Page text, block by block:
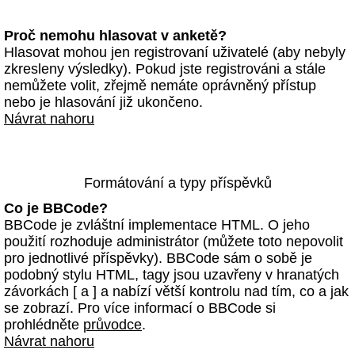
Proč nemohu hlasovat v anketě?
Hlasovat mohou jen registrovaní uživatelé (aby nebyly
zkresleny výsledky). Pokud jste registrováni a stále
nemůžete volit, zřejmě nemáte oprávněný přístup
nebo je hlasování již ukončeno.
Návrat nahoru
Formátování a typy příspěvků
Co je BBCode?
BBCode je zvláštní implementace HTML. O jeho
použití rozhoduje administrátor (můžete toto nepovolit
pro jednotlivé příspěvky). BBCode sám o sobě je
podobný stylu HTML, tagy jsou uzavřeny v hranatých
závorkách [ a ] a nabízí větší kontrolu nad tím, co a jak
se zobrazí. Pro více informací o BBCode si
prohlédněte průvodce.
Návrat nahoru